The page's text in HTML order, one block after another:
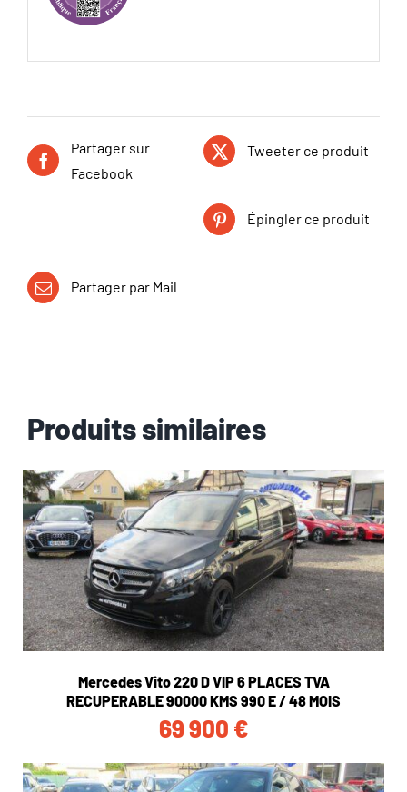
Partager sur
Facebook
Tweeter ce produit
Épingler ce produit
Partager par Mail
Produits similaires
Mercedes Vito 220 D VIP 6 PLACES TVA
RECUPERABLE 90000 KMS 990 E / 48 MOIS
69 900 €